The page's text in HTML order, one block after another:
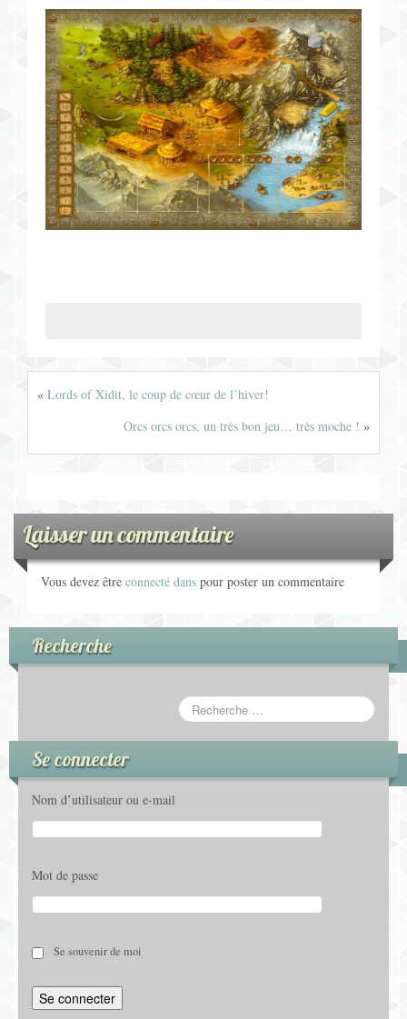
« Lords of Xidit, le coup de cœur de l’hiver!
Orcs orcs orcs, un très bon jeu… très moche ! »
Laisser un commentaire
Vous devez être connecté dans pour poster un commentaire
Recherche
Se connecter
Nom d’utilisateur ou e-mail
Mot de passe
Se souvenir de moi